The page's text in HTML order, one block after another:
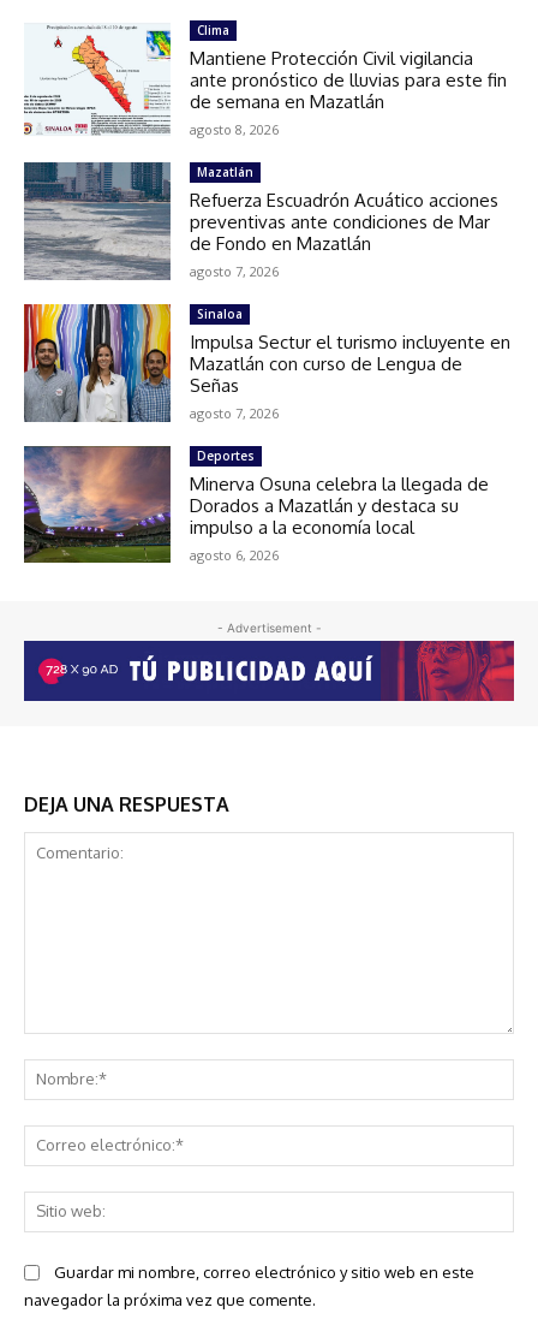
Clima
Mantiene Protección Civil vigilancia
ante pronóstico de lluvias para este fin
de semana en Mazatlán
agosto 8, 2026
Mazatlán
Refuerza Escuadrón Acuático acciones
preventivas ante condiciones de Mar
de Fondo en Mazatlán
agosto 7, 2026
Sinaloa
Impulsa Sectur el turismo incluyente en
Mazatlán con curso de Lengua de
Señas
agosto 7, 2026
Deportes
Minerva Osuna celebra la llegada de
Dorados a Mazatlán y destaca su
impulso a la economía local
agosto 6, 2026
- Advertisement -
DEJA UNA RESPUESTA
Guardar mi nombre, correo electrónico y sitio web en este
navegador la próxima vez que comente.